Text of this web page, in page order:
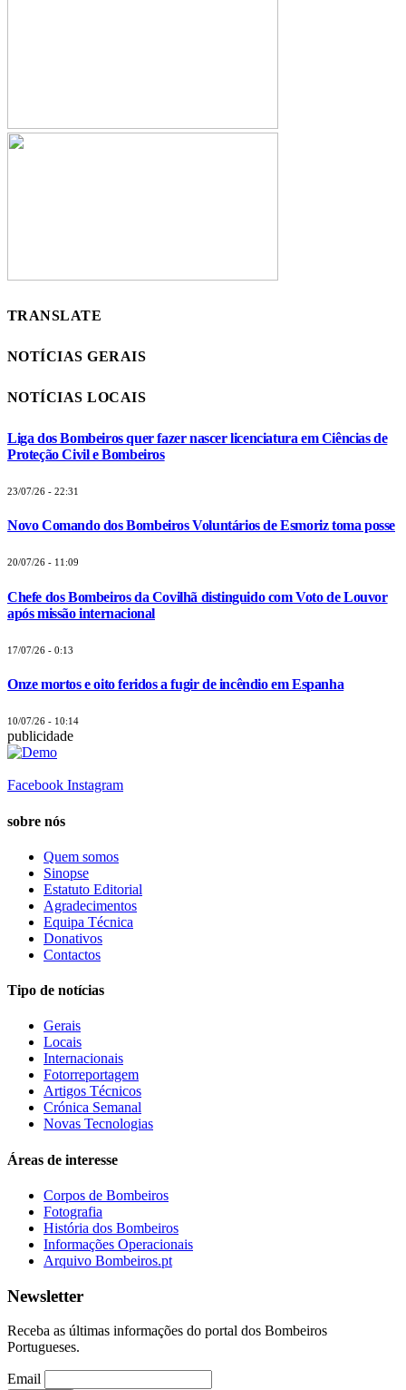
TRANSLATE
NOTÍCIAS GERAIS
NOTÍCIAS LOCAIS
Liga dos Bombeiros quer fazer nascer licenciatura em Ciências de
Proteção Civil e Bombeiros
23/07/26 - 22:31
Novo Comando dos Bombeiros Voluntários de Esmoriz toma posse
20/07/26 - 11:09
Chefe dos Bombeiros da Covilhã distinguido com Voto de Louvor
após missão internacional
17/07/26 - 0:13
Onze mortos e oito feridos a fugir de incêndio em Espanha
10/07/26 - 10:14
publicidade
Facebook Instagram
sobre nós
Quem somos
Sinopse
Estatuto Editorial
Agradecimentos
Equipa Técnica
Donativos
Contactos
Tipo de notícias
Gerais
Locais
Internacionais
Fotorreportagem
Artigos Técnicos
Crónica Semanal
Novas Tecnologias
Áreas de interesse
Corpos de Bombeiros
Fotografia
História dos Bombeiros
Informações Operacionais
Arquivo Bombeiros.pt
Newsletter
Receba as últimas informações do portal dos Bombeiros
Portugueses.
Email